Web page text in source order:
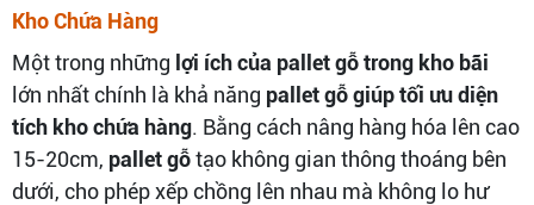
Kho Chứa Hàng
Một trong những lợi ích của pallet gỗ trong kho bãi
lớn nhất chính là khả năng pallet gỗ giúp tối ưu diện
tích kho chứa hàng. Bằng cách nâng hàng hóa lên cao
15-20cm, pallet gỗtạo không gian thông thoáng bên
dưới, cho phép xếp chồng lên nhau mà không lo hư